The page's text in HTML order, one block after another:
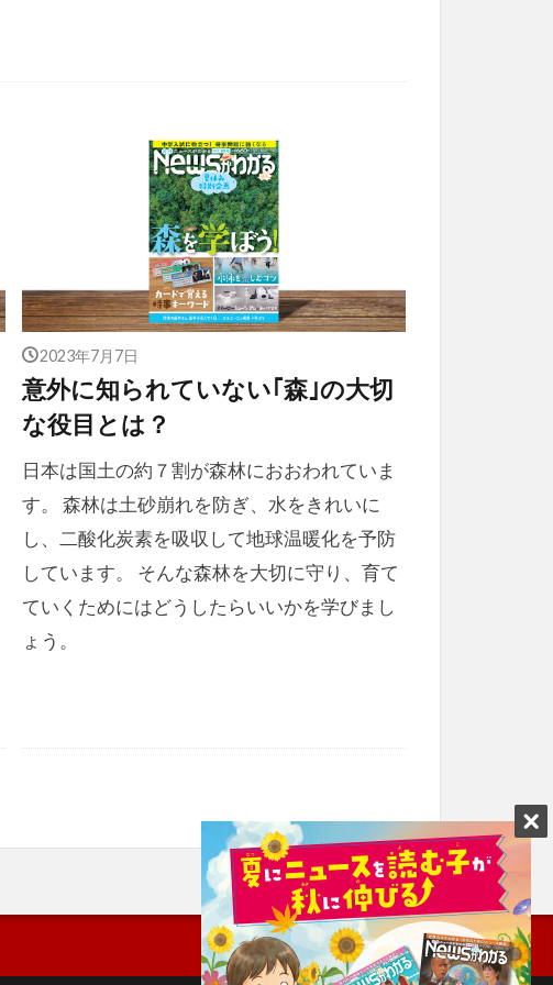
2023年7月7日
意外に知られていない｢森｣の大切
な役目とは？
日本は国土の約７割が森林におおわれていま
す。 森林は土砂崩れを防ぎ、水をきれいに
し、二酸化炭素を吸収して地球温暖化を予防
しています。 そんな森林を大切に守り、育て
ていくためにはどうしたらいいかを学びまし
ょう。